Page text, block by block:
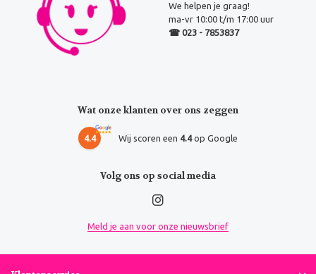
We helpen je graag!
ma-vr 10:00 t/m 17:00 uur
☎ 023 - 7853837
Wat onze klanten over ons zeggen
4.4 Wij scoren een 4.4op Google
Volg ons op social media
Meld je aan voor onze nieuwsbrief